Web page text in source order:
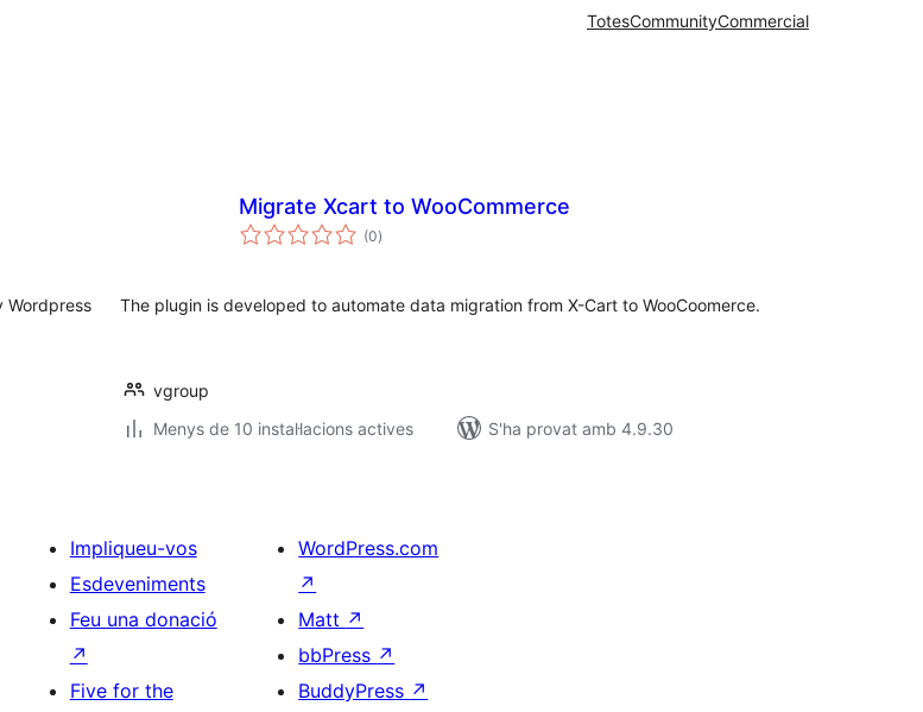
TotesCommunityCommercial
Wordpress
Migrate Xcart to WooCommerce
(0puntuacions
totals
)
The plugin is developed to automate data migration from X-Cart to WooCoomerce.
vgroup
Menys de 10 instal·lacions actives
S'ha provat amb 4.9.30
Impliqueu-vos
Esdeveniments
Feu una donació
↗
Five for the
WordPress.com
↗
Matt ↗
bbPress ↗
BuddyPress ↗